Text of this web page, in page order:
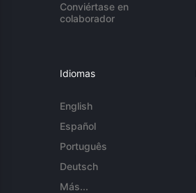
Conviértase en
colaborador
Idiomas
English
Español
Português
Deutsch
Más...